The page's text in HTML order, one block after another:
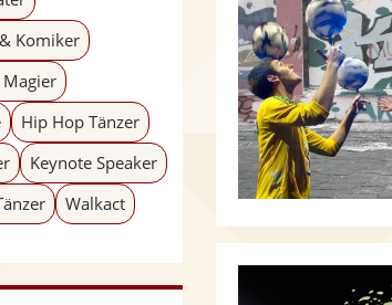
Komiker
Hip Hop Tänzer
Keynote Speaker
Walkact